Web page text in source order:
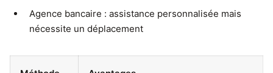
Agence bancaire : assistance personnalisée mais
nécessite un déplacement